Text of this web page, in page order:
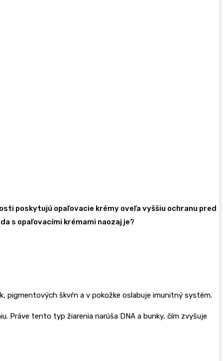
poskytujú opaľovacie krémy oveľa vyššiu ochranu pred
s opaľovacími krémami naozaj je?
pigmentových škvŕn a v pokožke oslabuje imunitný systém.
Práve tento typ žiarenia narúša DNA a bunky, čím zvyšuje